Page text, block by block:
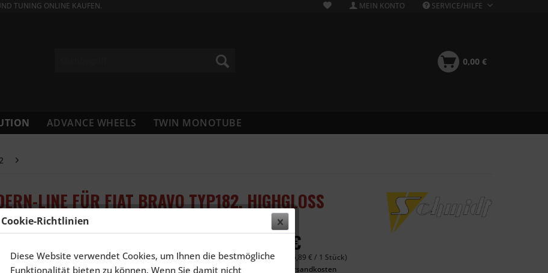
TUNING ONLINE KAUFEN. MEIN KONTO SERVICE/HILFE
0,00 €
ADVANCE WHEELS TWIN MONOTUBE
LINE FÜR FIAT BRAVO TYP182, HIGHGLOSS
2.623,56 €
Inhalt:4 Stück (655,89 € / 1 Stück)
inkl. MwSt.
zzgl. Versandkosten
Cookie-Richtlinien
Diese Website verwendet Cookies, um Ihnen die bestmögliche
Funktionalität bieten zu können. Wenn Sie damit nicht